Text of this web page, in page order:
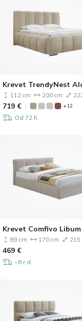
Krevet TrendyNest
112 cm 200 cm
719 € +12
Od 72 h.
Krevet Comfivo Libum
89 cm 170 cm 215
469 €
~8 r.d.